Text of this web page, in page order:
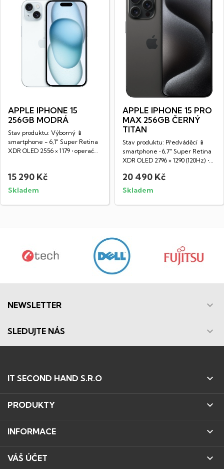
APPLE IPHONE 15
256GB MODRÁ
Stav produktu: Výborný 📱
smartphone - 6,1" Super Retina
XDR OLED 2556 × 1179 • operační
15 290 Kč
Skladem
APPLE IPHONE 15 PRO
MAX 256GB ČERNÝ
TITAN
Stav produktu: Předváděcí 📱
smartphone • 6,7" Super Retina
XDR OLED 2796 × 1290 (120Hz) •...
20 490 Kč
Skladem
NEWSLETTER 
SLEDUJTE NÁS 
IT SECOND HAND S.R.O 
PRODUKTY 
INFORMACE 
VÁŠ ÚČET 